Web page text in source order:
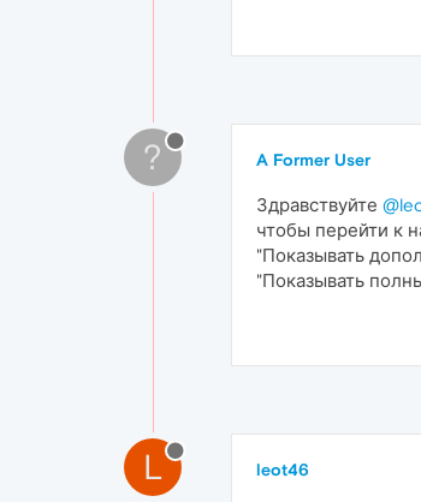
? A Former User
Здравствуйте
чтобы перейти к
"Показывать
"Показывать
L leot46